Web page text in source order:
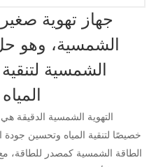
جهاز تهوية
الشمسية، وهو
الشمسية
التهوية الشمسية الدقيقة
خصيصًا لتنقية المياه وتحسين جودة
الطاقة الشمسية كمصدر للطاقة،